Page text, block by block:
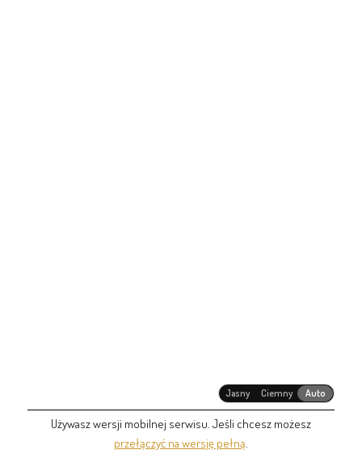
Jasny Ciemny Auto
Używasz wersji mobilnej serwisu. Jeśli chcesz możesz
przełączyć na wersję pełną